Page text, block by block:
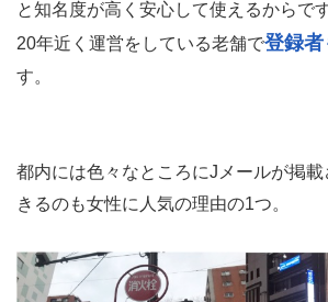
と知名度が高く安心して使えるからです
20年近く運営をしている老舗で登録者
す。
都内には色々なところにJメールが掲
きるのも女性に人気の理由の1つ。